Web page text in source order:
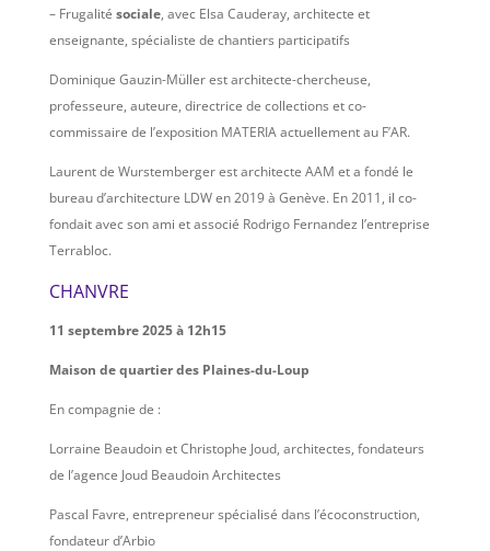
– Frugalité sociale, avec Elsa Cauderay, architecte et
enseignante, spécialiste de chantiers participatifs
Dominique Gauzin-Müller est architecte-chercheuse,
professeure, auteure, directrice de collections et co-
commissaire de l’exposition MATERIA actuellement au F’AR.
Laurent de Wurstemberger est architecte AAM et a fondé le
bureau d’architecture LDW en 2019 à Genève. En 2011, il co-
fondait avec son ami et associé Rodrigo Fernandez l’entreprise
Terrabloc.
CHANVRE
11 septembre 2025 à 12h15
Maison de quartier des Plaines-du-Loup
En compagnie de :
Lorraine Beaudoin et Christophe Joud, architectes, fondateurs
de l’agence Joud Beaudoin Architectes
Pascal Favre, entrepreneur spécialisé dans l’écoconstruction,
fondateur d’Arbio